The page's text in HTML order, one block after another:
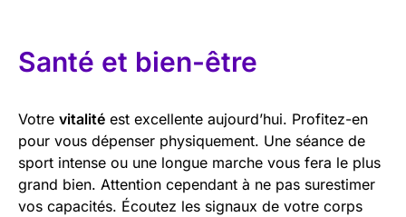
Santé et bien-être
Votre vitalité est excellente aujourd’hui. Profitez-en
pour vous dépenser physiquement. Une séance de
sport intense ou une longue marche vous fera le plus
grand bien. Attention cependant à ne pas surestimer
vos capacités. Écoutez les signaux de votre corps